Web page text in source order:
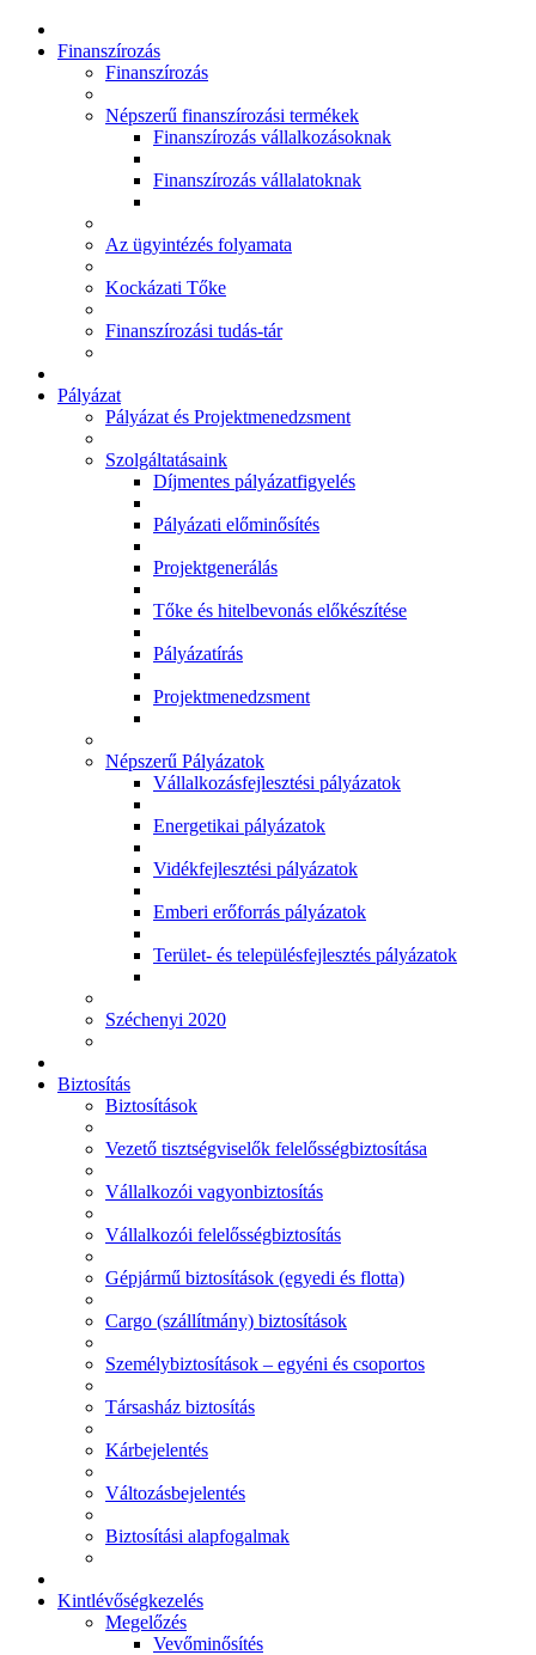
Finanszírozás
Finanszírozás
Népszerű finanszírozási termékek
Finanszírozás vállalkozásoknak
Finanszírozás vállalatoknak
Az ügyintézés folyamata
Kockázati Tőke
Finanszírozási tudás-tár
Pályázat
Pályázat és Projektmenedzsment
Szolgáltatásaink
Díjmentes pályázatfigyelés
Pályázati előminősítés
Projektgenerálás
Tőke és hitelbevonás előkészítése
Pályázatírás
Projektmenedzsment
Népszerű Pályázatok
Vállalkozásfejlesztési pályázatok
Energetikai pályázatok
Vidékfejlesztési pályázatok
Emberi erőforrás pályázatok
Terület- és településfejlesztés pályázatok
Széchenyi 2020
Biztosítás
Biztosítások
Vezető tisztségviselők felelősségbiztosítása
Vállalkozói vagyonbiztosítás
Vállalkozói felelősségbiztosítás
Gépjármű biztosítások (egyedi és flotta)
Cargo (szállítmány) biztosítások
Személybiztosítások – egyéni és csoportos
Társasház biztosítás
Kárbejelentés
Változásbejelentés
Biztosítási alapfogalmak
Kintlévőségkezelés
Megelőzés
Vevőminősítés